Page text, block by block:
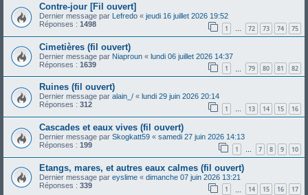
Contre-jour [Fil ouvert]
Dernier message par Lefredo « jeudi 16 juillet 2026 19:52
Réponses : 1498 1 … 72 73 74 75
Cimetières (fil ouvert)
Dernier message par Niaproun « lundi 06 juillet 2026 14:37
Réponses : 1639 1 79 80 81 82
Ruines (fil ouvert)
Dernier message par alain_/ « lundi 29 juin 2026 20:14
Réponses : 312 1 … 13 14 15 16
Cascades et eaux vives (fil ouvert)
Dernier message par Skogkatt59 « samedi 27 juin 2026 14:13
Réponses : 199 1 7 8 9 10
Etangs, mares, et autres eaux calmes (fil ouvert)
Dernier message par eyslime « dimanche 07 juin 2026 13:21
Réponses : 339 1 14 15 16 17